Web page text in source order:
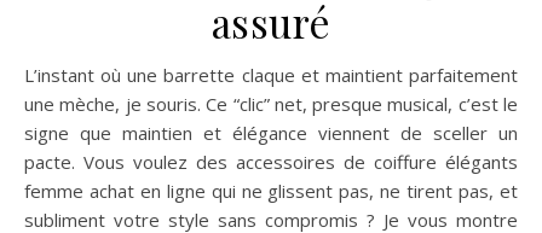
assuré
L’instant où une barrette claque et maintient parfaitement
une mèche, je souris. Ce “clic” net, presque musical, c’est le
signe que maintien et élégance viennent de sceller un
pacte. Vous voulez des accessoires de coiffure élégants
femme achat en ligne qui ne glissent pas, ne tirent pas, et
subliment votre style sans compromis ? Je vous montre